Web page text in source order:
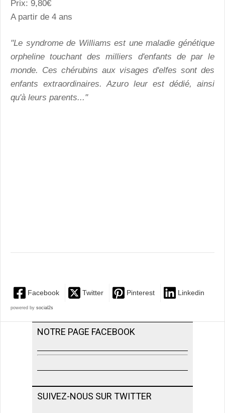
Prix: 9,80€
A partir de 4 ans
"Le syndrome de Williams est une maladie génétique
orpheline touchant des milliers d'enfants de par le
monde. Ces chérubins aux visages d'elfes sont des
enfants extraordinaires. Azuro leur est dédié, ainsi
qu'à leurs parents..."
Facebook Twitter Pinterest Linkedin
powered by social2s
NOTRE PAGE FACEBOOK
SUIVEZ-NOUS SUR TWITTER